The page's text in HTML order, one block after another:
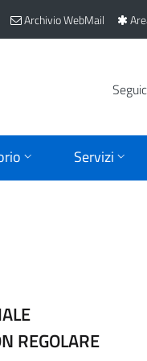
Archivio WebMail
Servizi
REGOLARE